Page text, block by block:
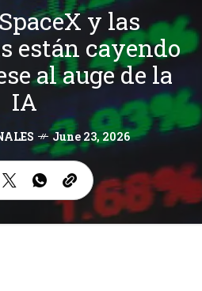
y las
están cayendo
al auge de la
IA
June 23, 2026